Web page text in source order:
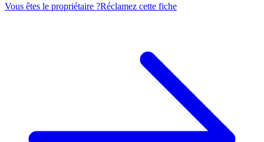
Vous êtes le propriétaire ?Réclamez cette fiche